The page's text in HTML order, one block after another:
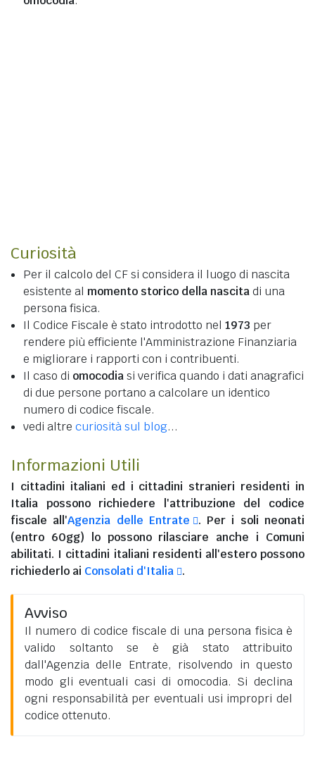
Curiosità
Per il calcolo del CF si considera il luogo di nascita
esistente al momento storico della nascitadi una
persona fisica.
Il Codice Fiscale è stato introdotto nel 1973 per
rendere più efficiente l'Amministrazione Finanziaria
e migliorare i rapporti con i contribuenti.
Il caso di omocodiasi verifica quando i dati anagrafici
di due persone portano a calcolare un identico
numero di codice fiscale.
vedi altre curiosità sul blog...
Informazioni Utili
I cittadini italiani ed i cittadini stranieri residenti in
Italia possono richiedere l'attribuzione del codice
fiscale all'Agenzia delle Entrate
. Per i soli neonati
(entro 60gg) lo possono rilasciare anche i Comuni
abilitati. I cittadini italiani residenti all'esteropossono
richiederlo ai Consolati d'Italia .
Avviso
Il numero di codice fiscale di una persona fisica è
valido soltanto se è già stato attribuito
dall'Agenzia delle Entrate, risolvendo in questo
modo gli eventuali casi di omocodia. Si declina
ogni responsabilità per eventuali usi impropri del
codice ottenuto.